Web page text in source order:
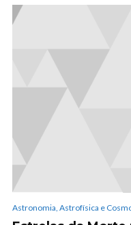
Astronomia, Astrofísica e